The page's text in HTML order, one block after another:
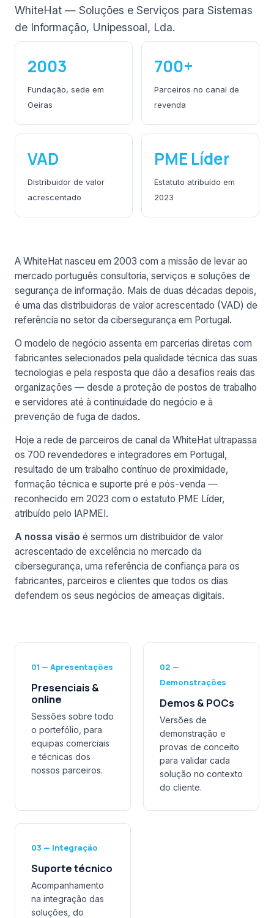
WhiteHat — Soluções e Serviços para Sistemas
de Informação, Unipessoal, Lda.
2003
Fundação, sede em
Oeiras
700+
Parceiros no canal de
revenda
VAD
Distribuidor de valor
acrescentado
PME Líder
Estatuto atribuído em
2023
A WhiteHat nasceu em 2003 com a missão de levar ao
mercado português consultoria, serviços e soluções de
segurança de informação. Mais de duas décadas depois,
é uma das distribuidoras de valor acrescentado (VAD) de
referência no setor da cibersegurança em Portugal.
O modelo de negócio assenta em parcerias diretas com
fabricantes selecionados pela qualidade técnica das suas
tecnologias e pela resposta que dão a desafios reais das
organizações — desde a proteção de postos de trabalho
e servidores até à continuidade do negócio e à
prevenção de fuga de dados.
Hoje a rede de parceiros de canal da WhiteHat ultrapassa
os 700 revendedores e integradores em Portugal,
resultado de um trabalho contínuo de proximidade,
formação técnica e suporte pré e pós-venda —
reconhecido em 2023 com o estatuto PME Líder,
atribuído pelo IAPMEI.
A nossa visão é sermos um distribuidor de valor
acrescentado de excelência no mercado da
cibersegurança, uma referência de confiança para os
fabricantes, parceiros e clientes que todos os dias
defendem os seus negócios de ameaças digitais.
01 — Apresentações
Presenciais &
online
Sessões sobre todo
o portefólio, para
equipas comerciais
e técnicas dos
nossos parceiros.
02 —
Demonstrações
Demos & POCs
Versões de
demonstração e
provas de conceito
para validar cada
solução no contexto
do cliente.
03 — Integração
Suporte técnico
Acompanhamento
na integração das
soluções, do